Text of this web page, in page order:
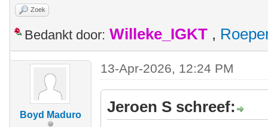
Zoek
Bedankt door: Willeke_IGKT ,
Boyd Maduro
13-Apr-2026, 12:24 PM
Jeroen S schreef: